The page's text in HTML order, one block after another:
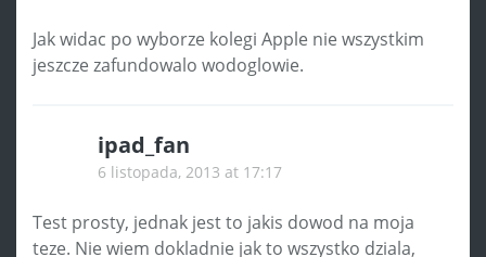
Jak widac po wyborze kolegi Apple nie wszystkim
jeszcze zafundowalo wodoglowie.
ipad_fan
6 listopada, 2013 at 17:17
Test prosty, jednak jest to jakis dowod na moja
teze. Nie wiem dokladnie jak to wszystko dziala,